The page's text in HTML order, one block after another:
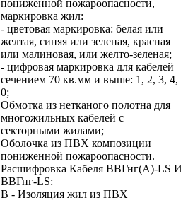
пониженной пожароопасности,
маркировка жил:
- цветовая маркировка: белая или
желтая, синяя или зеленая, красная
или малиновая, или желто-зеленая;
- цифровая маркировка для кабелей
сечением 70 кв.мм и выше: 1, 2, 3, 4,
0;
Обмотка из нетканого полотна для
многожильных кабелей с
секторными жилами;
Оболочка из ПВХ композиции
пониженной пожароопасности.
Расшифровка Кабеля ВВГнг(А)-LS И
ВВГнг-LS:
В - Изоляция жил из ПВХ